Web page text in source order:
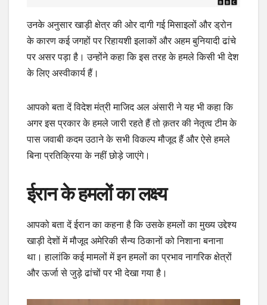
उनके अनुसार खाड़ी क्षेत्र की ओर दागी गई मिसाइलों और ड्रोन
के कारण कई जगहों पर रिहायशी इलाकों और अहम बुनियादी ढांचे
पर असर पड़ा है। उन्होंने कहा कि इस तरह के हमले किसी भी देश
के लिए अस्वीकार्य हैं।
आपको बता दें विदेश मंत्री माजिद अल अंसारी ने यह भी कहा कि
अगर इस प्रकार के हमले जारी रहते हैं तो क़तर की नेतृत्व टीम के
पास जवाबी कदम उठाने के सभी विकल्प मौजूद हैं और ऐसे हमले
बिना प्रतिक्रिया के नहीं छोड़े जाएंगे।
ईरान के हमलों का लक्ष्य
आपको बता दें ईरान का कहना है कि उसके हमलों का मुख्य उद्देश्य
खाड़ी देशों में मौजूद अमेरिकी सैन्य ठिकानों को निशाना बनाना
था। हालांकि कई मामलों में इन हमलों का प्रभाव नागरिक क्षेत्रों
और ऊर्जा से जुड़े ढांचों पर भी देखा गया है।